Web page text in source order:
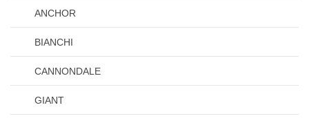
ANCHOR
BIANCHI
CANNONDALE
GIANT